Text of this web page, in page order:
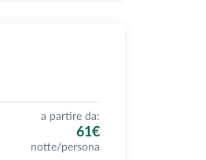
a partire da:
61€
notte/persona